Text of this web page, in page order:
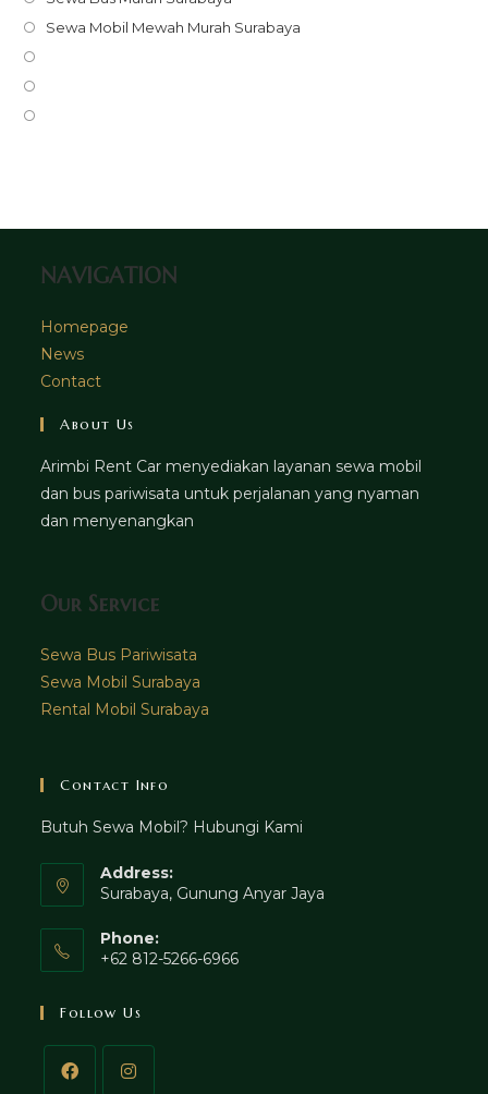
in
Sewa Mobil Mewah Murah Surabaya
tab
NAVIGATION
Homepage
News
Contact
About Us
Arimbi Rent Car menyediakan layanan sewa mobil
dan bus pariwisata untuk perjalanan yang nyaman
dan menyenangkan
Our Service
Sewa Bus Pariwisata
Sewa Mobil Surabaya
Rental Mobil Surabaya
Contact Info
Butuh Sewa Mobil? Hubungi Kami
Address:
Surabaya, Gunung Anyar Jaya
Phone:
+62 812-5266-6966
Follow Us